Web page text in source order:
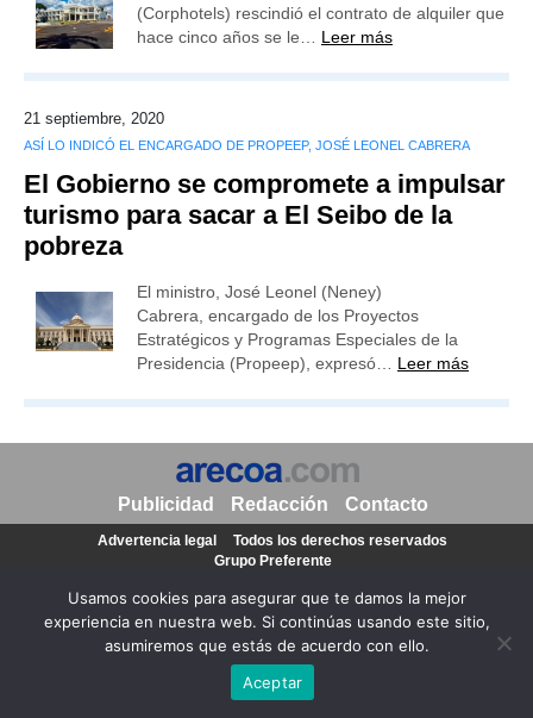
(Corphotels) rescindió el contrato de alquiler que
hace cinco años se le… Leer más
21 septiembre, 2020
ASÍ LO INDICÓ EL ENCARGADO DE PROPEEP, JOSÉ LEONEL CABRERA
El Gobierno se compromete a impulsar
turismo para sacar a El Seibo de la
pobreza
El ministro, José Leonel (Neney)
Cabrera, encargado de los Proyectos
Estratégicos y Programas Especiales de la
Presidencia (Propeep), expresó… Leer más
Usamos cookies para asegurar que te damos la mejor
experiencia en nuestra web. Si continúas usando este sitio,
asumiremos que estás de acuerdo con ello.
Aceptar
Publicidad Redacción Contacto
Advertencia legal
Todos los derechos reservados
Grupo Preferente